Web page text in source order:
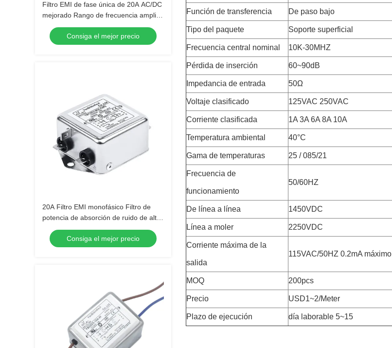
Filtro EMI de fase única de 20A AC/DC
mejorado Rango de frecuencia amplio
de 150KHz-30MHz
Consiga el mejor precio
20A Filtro EMI monofásico Filtro de
potencia de absorción de ruido de alta
frecuencia con mayor resistencia
Consiga el mejor precio
Función de transferencia De paso bajo
Tipo del paquete Soporte superficial
Frecuencia central nominal 10K-30MHZ
Pérdida de inserción 60~90dB
Impedancia de entrada 50Ω
Voltaje clasificado 125VAC 250VAC
Corriente clasificada 1A 3A 6A 8A 10A
Temperatura ambiental 40°C
Gama de temperaturas 25 / 085/21
Frecuencia de
funcionamiento
50/60HZ
De línea a línea 1450VDC
Línea a moler 2250VDC
Corriente máxima de la
salida
115VAC/50HZ 0.2mA máximo
MOQ 200pcs
Precio USD1~2/Meter
Plazo de ejecución día laborable 5~15